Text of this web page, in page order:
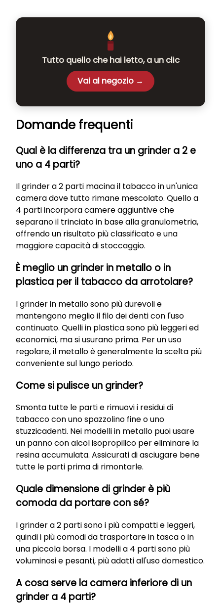
Tutto quello che hai letto, a un clic
Vai al negozio →
Domande frequenti
Qual è la differenza tra un grinder a 2 e
uno a 4 parti?
Il grinder a 2 parti macina il tabacco in un'unica
camera dove tutto rimane mescolato. Quello a
4 parti incorpora camere aggiuntive che
separano il trinciato in base alla granulometria,
offrendo un risultato più classificato e una
maggiore capacità di stoccaggio.
È meglio un grinder in metallo o in
plastica per il tabacco da arrotolare?
I grinder in metallo sono più durevoli e
mantengono meglio il filo dei denti con l'uso
continuato. Quelli in plastica sono più leggeri ed
economici, ma si usurano prima. Per un uso
regolare, il metallo è generalmente la scelta più
conveniente sul lungo periodo.
Come si pulisce un grinder?
Smonta tutte le parti e rimuovi i residui di
tabacco con uno spazzolino fine o uno
stuzzicadenti. Nei modelli in metallo puoi usare
un panno con alcol isopropilico per eliminare la
resina accumulata. Assicurati di asciugare bene
tutte le parti prima di rimontarle.
Quale dimensione di grinder è più
comoda da portare con sé?
I grinder a 2 parti sono i più compatti e leggeri,
quindi i più comodi da trasportare in tasca o in
una piccola borsa. I modelli a 4 parti sono più
voluminosi e pesanti, più adatti all'uso domestico.
A cosa serve la camera inferiore di un
grinder a 4 parti?